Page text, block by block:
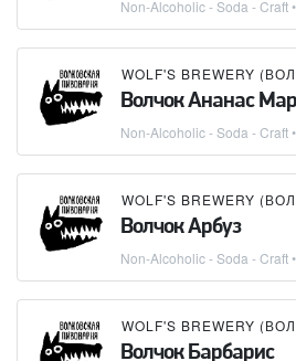
Non-Alcoholic - Soda - Craft•
Волчок Ананас
Non-Alcoholic - Soda - Craft•
Волчок Арбуз
Non-Alcoholic - Soda - Craft•
Волчок Барбарис